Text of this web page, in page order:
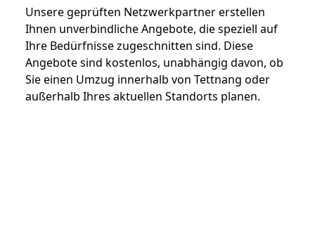
Unsere geprüften Netzwerkpartner erstellen
Ihnen unverbindliche Angebote, die speziell auf
Ihre Bedürfnisse zugeschnitten sind. Diese
Angebote sind kostenlos, unabhängig davon, ob
Sie einen Umzug innerhalb von Tettnang oder
außerhalb Ihres aktuellen Standorts planen.